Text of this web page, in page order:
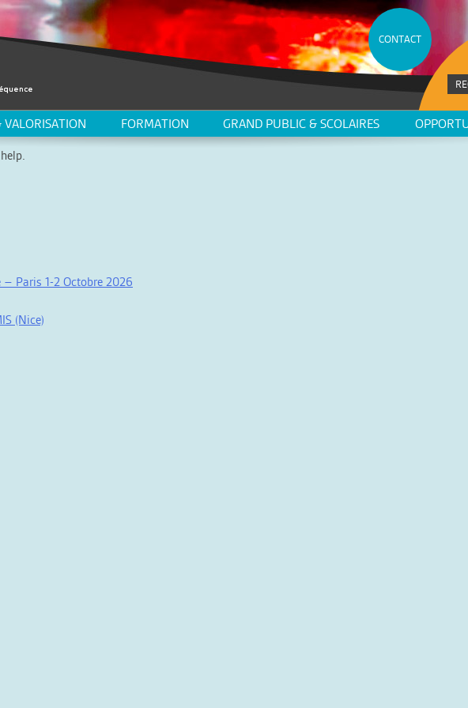
CONTACT
VALORISATION FORMATION GRAND PUBLIC & SCOLAIRES
Paris 1-2 Octobre 2026
(Nice)